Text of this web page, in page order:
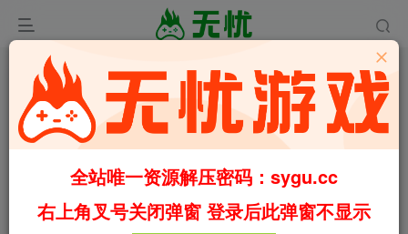
00:00/01:59 speed
全站唯一资源解压密码：sygu.cc
右上角叉号关闭弹窗 登录后此弹窗不显示